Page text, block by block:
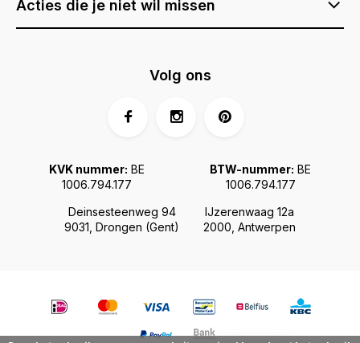
Acties die je niet wil missen
Deinsesteenweg 94
9031, Drongen (Gent)
IJzerenwaag 12a
2000, Antwerpen
KVK nummer: BE
1006.794.177
BTW-nummer: BE
1006.794.177
Volg ons